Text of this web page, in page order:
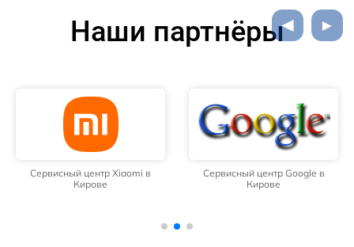
Наши партнёры
Сервисный центр Xiaomi в
Кирове
Сервисный центр Google в
Кирове